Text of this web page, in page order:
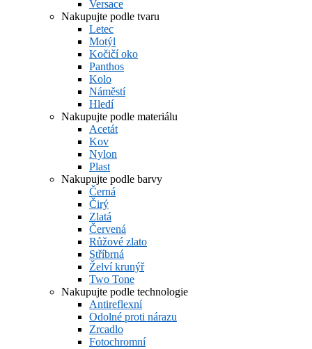
Versace
Nakupujte podle tvaru
Letec
Motýl
Kočičí oko
Panthos
Kolo
Náměstí
Hledí
Nakupujte podle materiálu
Acetát
Kov
Nylon
Plast
Nakupujte podle barvy
Černá
Čirý
Zlatá
Červená
Růžové zlato
Stříbrná
Želví krunýř
Two Tone
Nakupujte podle technologie
Antireflexní
Odolné proti nárazu
Zrcadlo
Fotochromní